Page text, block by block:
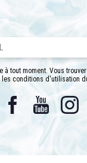
à tout moment. Vous
conditions d'utilisation
Facebook YouTube